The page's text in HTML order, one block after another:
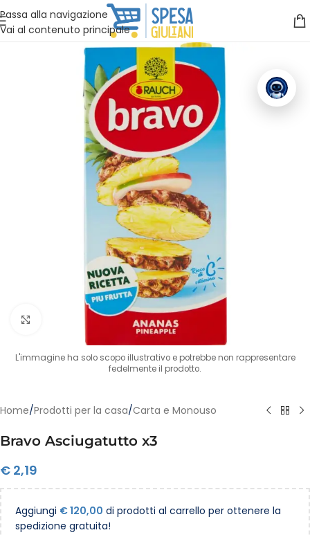
Passa alla navigazione
Vai al contenuto principale
Vuoi assistenza?Clicca qui e ti richiamiamo noi
Clicca per ingrandire
L'immagine ha solo scopo illustrativo e potrebbe non rappresentare
fedelmente il prodotto.
Home/Prodotti per la casa/Carta e Monouso
Bravo Asciugatutto x3
€ 2,19
Aggiungi €120,00 di prodotti al carrello per ottenere la
spedizione gratuita!